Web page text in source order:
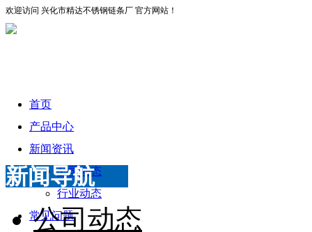
欢迎访问 兴化市精达不锈钢链条厂 官方网站！
首页
产品中心
新闻资讯
公司动态
行业动态
常见问题
新闻导航
公司动态